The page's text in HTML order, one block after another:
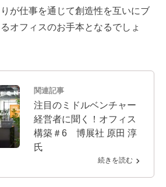
が仕事を通じて創造性を互いにブ
オフィスのお手本となるでしょ
関連記事
注目のミドルベンチャー
経営者に聞く！オフィス
構築＃6 博展社 原田 淳
氏
続きを読む